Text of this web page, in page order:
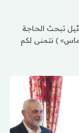
تبحث الحاجة
) نتمنى لكم